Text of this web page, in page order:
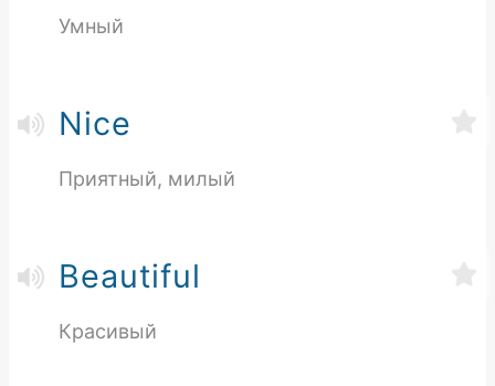
Умный
Nice
Приятный, милый
Beautiful
Красивый